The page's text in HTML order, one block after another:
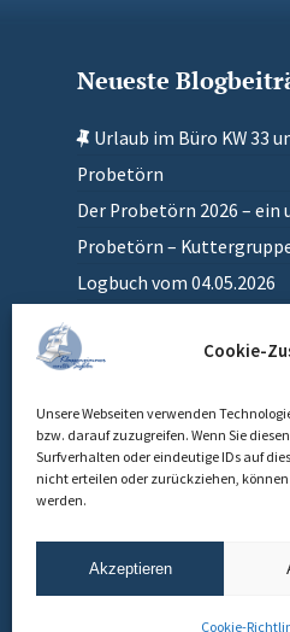
Cookie-
Unsere Webseiten verwenden
bzw. darauf zuzugreifen. Wenn Sie
Surfverhalten oder eindeutige IDs auf
nicht erteilen oder zurückziehen,
werden.
Akzeptieren
Cookie-
Neueste
Urlaub im Büro KW 33
Probetörn
Der Probetörn 2026 –
Probetörn –
Logbuch vom 04.05.2026
Einlaufen